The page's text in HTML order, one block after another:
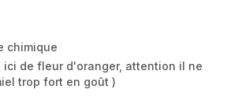
chimique
ici de fleur d'oranger, attention il ne
trop fort en goût )